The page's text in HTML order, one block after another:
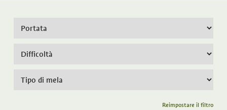
Reimpostare il filtro